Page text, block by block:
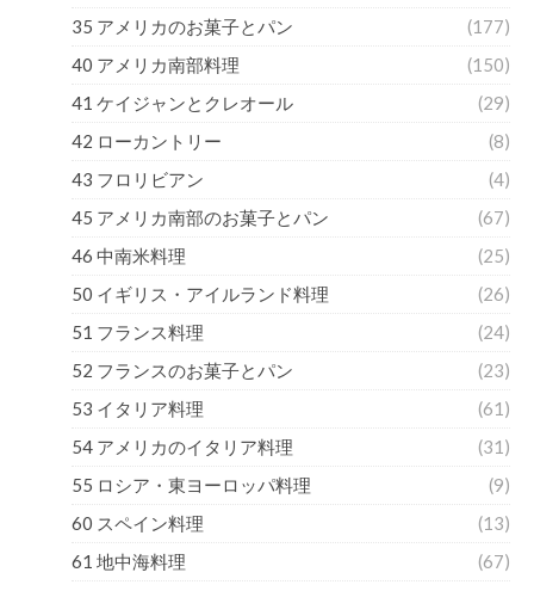
35 アメリカのお菓子とパン
(177)
40 アメリカ南部料理
(150)
41 ケイジャンとクレオール
(29)
42 ローカントリー
(8)
43 フロリビアン
(4)
45 アメリカ南部のお菓子とパン
(67)
46 中南米料理
(25)
50 イギリス・アイルランド料理
(26)
51 フランス料理
(24)
52 フランスのお菓子とパン
(23)
53 イタリア料理
(61)
54 アメリカのイタリア料理
(31)
55 ロシア・東ヨーロッパ料理
(9)
60 スペイン料理
(13)
61 地中海料理
(67)